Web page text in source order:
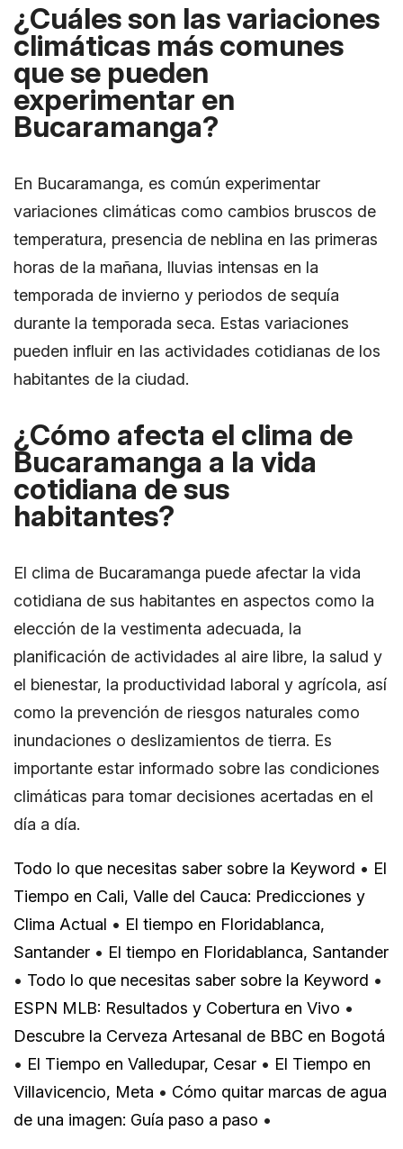
¿Cuáles son las variaciones
climáticas más comunes
que se pueden
experimentar en
Bucaramanga?
En Bucaramanga, es común experimentar
variaciones climáticas como cambios bruscos de
temperatura, presencia de neblina en las primeras
horas de la mañana, lluvias intensas en la
temporada de invierno y periodos de sequía
durante la temporada seca. Estas variaciones
pueden influir en las actividades cotidianas de los
habitantes de la ciudad.
¿Cómo afecta el clima de
Bucaramanga a la vida
cotidiana de sus
habitantes?
El clima de Bucaramanga puede afectar la vida
cotidiana de sus habitantes en aspectos como la
elección de la vestimenta adecuada, la
planificación de actividades al aire libre, la salud y
el bienestar, la productividad laboral y agrícola, así
como la prevención de riesgos naturales como
inundaciones o deslizamientos de tierra. Es
importante estar informado sobre las condiciones
climáticas para tomar decisiones acertadas en el
día a día.
Todo lo que necesitas saber sobre la Keyword • El
Tiempo en Cali, Valle del Cauca: Predicciones y
Clima Actual • El tiempo en Floridablanca,
Santander • El tiempo en Floridablanca, Santander
• Todo lo que necesitas saber sobre la Keyword •
ESPN MLB: Resultados y Cobertura en Vivo •
Descubre la Cerveza Artesanal de BBC en Bogotá
• El Tiempo en Valledupar, Cesar • El Tiempo en
Villavicencio, Meta • Cómo quitar marcas de agua
de una imagen: Guía paso a paso •